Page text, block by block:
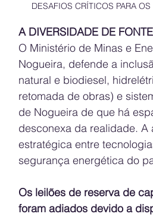
DESAFIOS CRÍTICOS PARA
A DIVERSIDADE DE
O Ministério de Minas e
Nogueira, defende a
natural e biodiesel,
retomada de obras) e
de Nogueira de que há
desconexa da realidade.
estratégica entre
segurança energética do
Os leilões de reserva de
foram adiados devido a